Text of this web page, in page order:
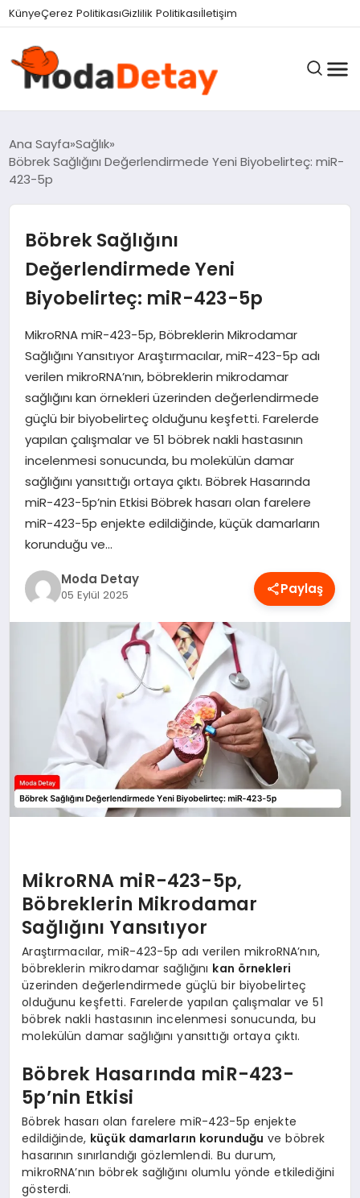
felix markets 360
felix markets yatırım
felix markets pro
felix markets
felix markets app
KünyeÇerez PolitikasıGizlilik Politikasıİletişim
GÜNDEM
DÜNYA
EĞITIM
MAGAZIN
SAĞLIK
SPOR
YAŞAM
Ana Sayfa Sağlık
Böbrek Sağlığını Değerlendirmede Yeni Biyobelirteç: miR-
423-5p
Böbrek Sağlığını
Değerlendirmede Yeni
Biyobelirteç: miR-423-5p
MikroRNA miR-423-5p, Böbreklerin Mikrodamar
Sağlığını Yansıtıyor Araştırmacılar, miR-423-5p adı
verilen mikroRNA’nın, böbreklerin mikrodamar
sağlığını kan örnekleri üzerinden değerlendirmede
güçlü bir biyobelirteç olduğunu keşfetti. Farelerde
yapılan çalışmalar ve 51 böbrek nakli hastasının
incelenmesi sonucunda, bu molekülün damar
sağlığını yansıttığı ortaya çıktı. Böbrek Hasarında
miR-423-5p’nin Etkisi Böbrek hasarı olan farelere
miR-423-5p enjekte edildiğinde, küçük damarların
korunduğu ve…
Moda Detay
05 Eylül 2025 Paylaş
MikroRNA miR-423-5p,
Böbreklerin Mikrodamar
Sağlığını Yansıtıyor
Araştırmacılar, miR-423-5p adı verilen mikroRNA’nın,
böbreklerin mikrodamar sağlığını kan örnekleri
üzerinden değerlendirmede güçlü bir biyobelirteç
olduğunu keşfetti. Farelerde yapılan çalışmalar ve 51
böbrek nakli hastasının incelenmesi sonucunda, bu
molekülün damar sağlığını yansıttığı ortaya çıktı.
Böbrek Hasarında miR-423-
5p’nin Etkisi
Böbrek hasarı olan farelere miR-423-5p enjekte
edildiğinde, küçük damarların korunduğu ve böbrek
hasarının sınırlandığı gözlemlendi. Bu durum,
mikroRNA’nın böbrek sağlığını olumlu yönde etkilediğini
gösterdi.